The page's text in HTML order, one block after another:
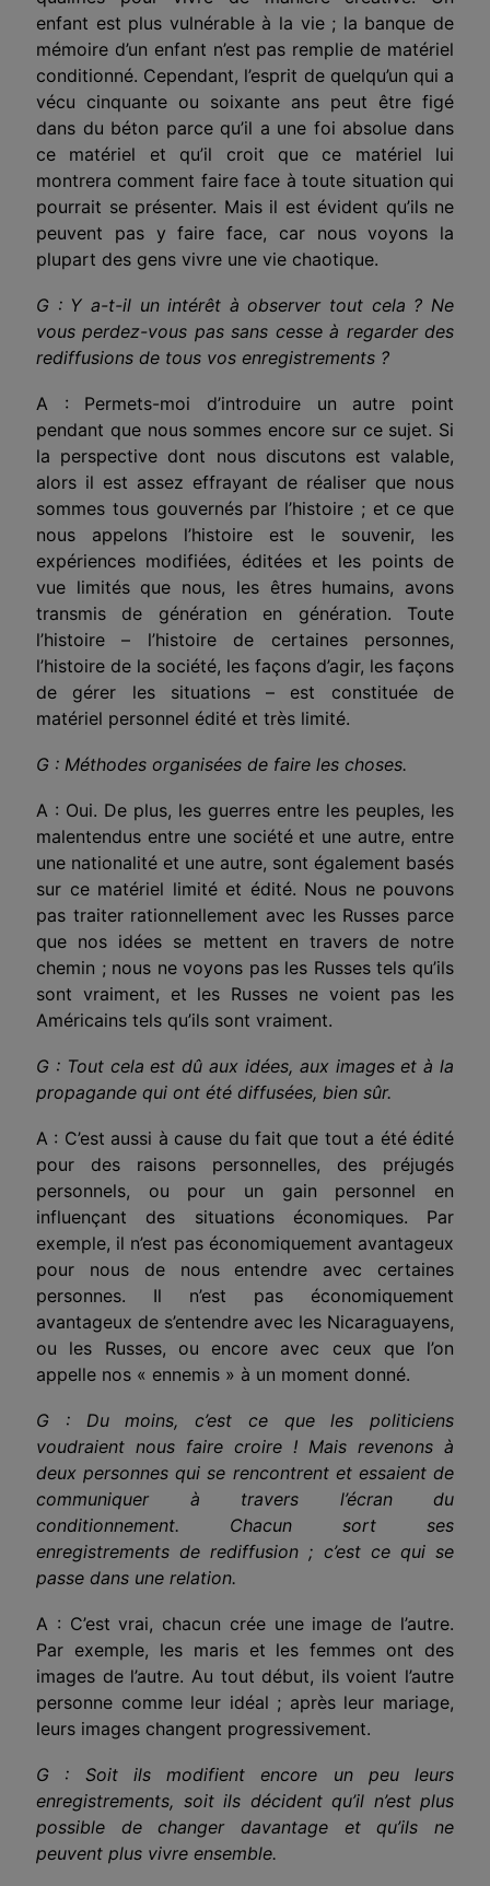
enfant est plus vulnérable à la vie ; la banque de
mémoire d’un enfant n’est pas remplie de matériel
conditionné. Cependant, l’esprit de quelqu’un qui a
vécu cinquante ou soixante ans peut être figé
dans du béton parce qu’il a une foi absolue dans
ce matériel et qu’il croit que ce matériel lui
montrera comment faire face à toute situation qui
pourrait se présenter. Mais il est évident qu’ils ne
peuvent pas y faire face, car nous voyons la
plupart des gens vivre une vie chaotique.
G : Y a-t-il un intérêt à observer tout cela ? Ne
vous perdez-vous pas sans cesse à regarder des
rediffusions de tous vos enregistrements ?
A : Permets-moi d’introduire un autre point
pendant que nous sommes encore sur ce sujet. Si
la perspective dont nous discutons est valable,
alors il est assez effrayant de réaliser que nous
sommes tous gouvernés par l’histoire ; et ce que
nous appelons l’histoire est le souvenir, les
expériences modifiées, éditées et les points de
vue limités que nous, les êtres humains, avons
transmis de génération en génération. Toute
l’histoire – l’histoire de certaines personnes,
l’histoire de la société, les façons d’agir, les façons
de gérer les situations – est constituée de
matériel personnel édité et très limité.
G : Méthodes organisées de faire les choses.
A : Oui. De plus, les guerres entre les peuples, les
malentendus entre une société et une autre, entre
une nationalité et une autre, sont également basés
sur ce matériel limité et édité. Nous ne pouvons
pas traiter rationnellement avec les Russes parce
que nos idées se mettent en travers de notre
chemin ; nous ne voyons pas les Russes tels qu’ils
sont vraiment, et les Russes ne voient pas les
Américains tels qu’ils sont vraiment.
G : Tout cela est dû aux idées, aux images et à la
propagande qui ont été diffusées, bien sûr.
A : C’est aussi à cause du fait que tout a été édité
pour des raisons personnelles, des préjugés
personnels, ou pour un gain personnel en
influençant des situations économiques. Par
exemple, il n’est pas économiquement avantageux
pour nous de nous entendre avec certaines
personnes. Il n’est pas économiquement
avantageux de s’entendre avec les Nicaraguayens,
ou les Russes, ou encore avec ceux que l’on
appelle nos « ennemis » à un moment donné.
G : Du moins, c’est ce que les politiciens
voudraient nous faire croire ! Mais revenons à
deux personnes qui se rencontrent et essaient de
communiquer à travers l’écran du
conditionnement. Chacun sort ses
enregistrements de rediffusion ; c’est ce qui se
passe dans une relation.
A : C’est vrai, chacun crée une image de l’autre.
Par exemple, les maris et les femmes ont des
images de l’autre. Au tout début, ils voient l’autre
personne comme leur idéal ; après leur mariage,
leurs images changent progressivement.
G : Soit ils modifient encore un peu leurs
enregistrements, soit ils décident qu’il n’est plus
possible de changer davantage et qu’ils ne
peuvent plus vivre ensemble.